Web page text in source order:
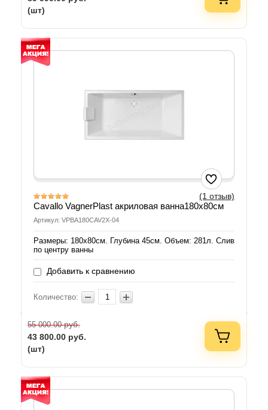
(шт)
(1 отзыв)
Cavallo VagnerPlast акриловая ванна180х80см
Артикул: VPBA180CAV2X-04
Размеры: 180х80см. Глубина 45см. Объем: 281л. Слив
по центру ванны
Добавить к сравнению
Количество:
55 000.00руб.
43 800.00 руб.
(шт)